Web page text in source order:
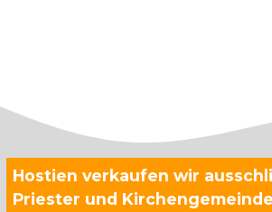
Hostien verkaufen wir
Priester und